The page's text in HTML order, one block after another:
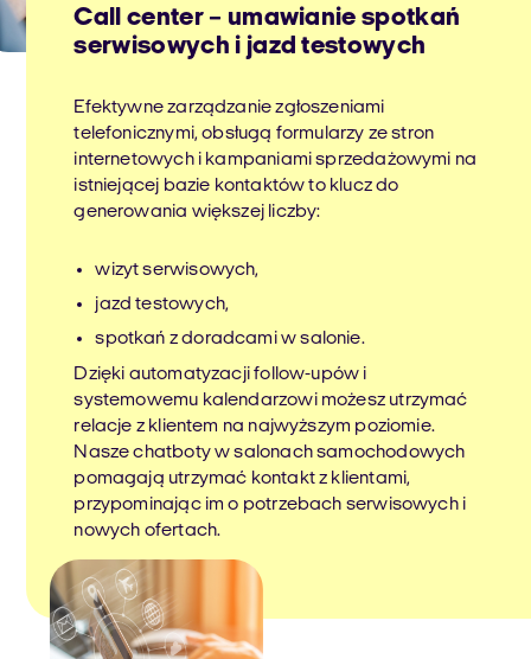
Call center – umawianie spotkań
serwisowych i jazd testowych
Efektywne zarządzanie zgłoszeniami
telefonicznymi, obsługą formularzy ze stron
internetowych i kampaniami sprzedażowymi na
istniejącej bazie kontaktów to klucz do
generowania większej liczby:
wizyt serwisowych,
jazd testowych,
spotkań z doradcami w salonie.
Dzięki automatyzacji follow-upów i
systemowemu kalendarzowi możesz utrzymać
relacje z klientem na najwyższym poziomie.
Nasze chatboty w salonach samochodowych
pomagają utrzymać kontakt z klientami,
przypominając im o potrzebach serwisowych i
nowych ofertach.